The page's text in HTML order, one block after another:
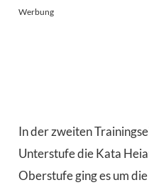
Werbung
In der zweiten
Unterstufe die Kata
Oberstufe ging es um